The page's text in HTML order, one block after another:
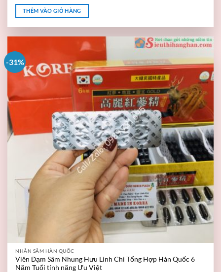
THÊM VÀO GIỎ HÀNG
-31%
NHÂN SÂM HÀN QUỐC
Viên Đạm Sâm Nhung Hưu Linh Chi Tổng Hợp Hàn Quốc 6
Năm Tuổi tính năng Ưu Việt